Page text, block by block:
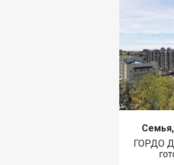
ГОРДО